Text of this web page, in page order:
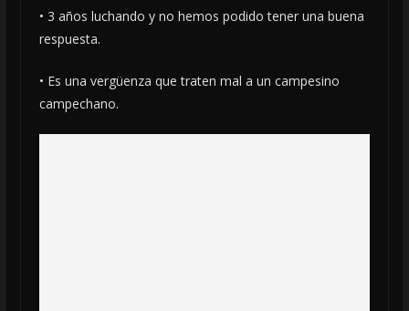
• 3 años luchando y no hemos podido tener una buena
respuesta.
• Es una vergüenza que traten mal a un campesino
campechano.